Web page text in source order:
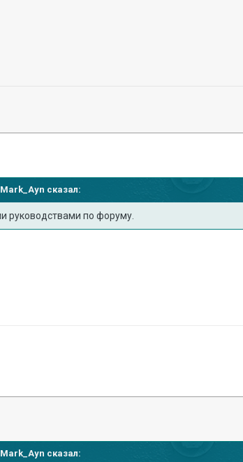
Mark_Ayn сказал:
руководствами по форуму.
Mark_Ayn сказал: